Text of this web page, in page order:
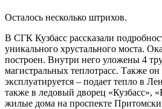
Осталось несколько штрихов.
В СГК Кузбасс рассказали
уникального хрустального моста.
построен. Внутри него уложены 4
магистральных теплотрасс. Также
эксплуатируется – подает тепло в
также в ледовый дворец «Кузбасс»,
жилые дома на проспекте